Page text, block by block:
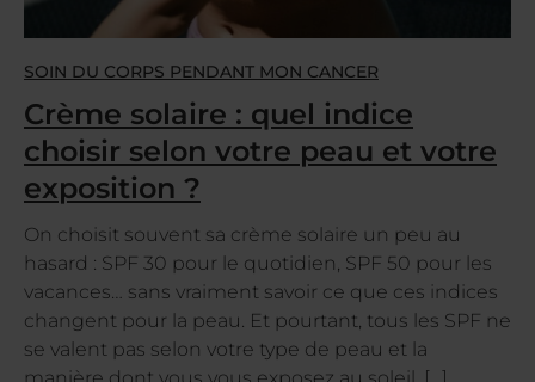
SOIN DU CORPS PENDANT MON CANCER
Crème solaire : quel indice
choisir selon votre peau et votre
exposition ?
On choisit souvent sa crème solaire un peu au
hasard : SPF 30 pour le quotidien, SPF 50 pour les
vacances… sans vraiment savoir ce que ces indices
changent pour la peau. Et pourtant, tous les SPF ne
se valent pas selon votre type de peau et la